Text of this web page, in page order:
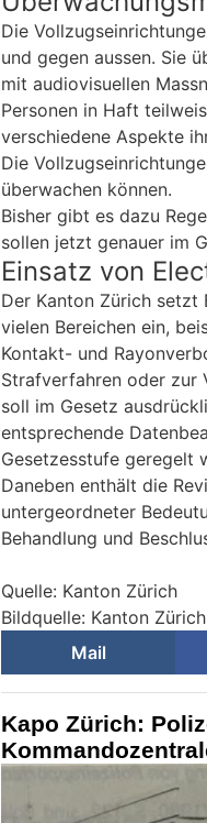
Die
und gegen aussen. Sie
mit audiovisuellen
Personen in Haft
verschiedene Aspekte
Die
überwachen können.
Bisher gibt es dazu
sollen jetzt genauer im
Einsatz von
Der Kanton Zürich
vielen Bereichen ein,
Kontakt- und
Strafverfahren oder zur
soll im Gesetz
entsprechende
Gesetzesstufe geregelt
Daneben enthält die
untergeordneter
Behandlung und
Quelle: Kanton Zürich
Bildquelle: Kanton Zürich
Mail
Kapo Zürich: